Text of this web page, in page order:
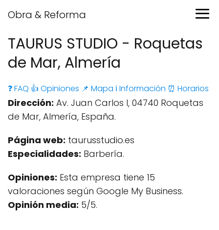
Obra & Reforma
TAURUS STUDIO - Roquetas
de Mar, Almería
❓ FAQ 👍 Opiniones 📌 Mapa ℹ️ Información ⏰ Horarios
Dirección: Av. Juan Carlos I, 04740 Roquetas
de Mar, Almería, España.
Página web: taurusstudio.es
Especialidades: Barbería.
Opiniones: Esta empresa tiene 15
valoraciones según Google My Business.
Opinión media: 5/5.